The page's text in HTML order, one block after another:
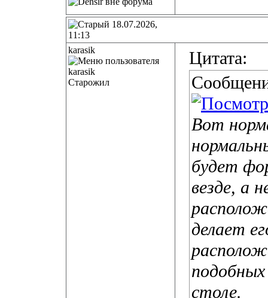
18.07.2026,
11:13
karasik
Старожил
Цитата:
Вот
будет
везде, а
делает
столе.